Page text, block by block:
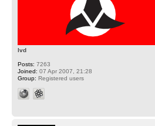
lvd
Posts: 7263
Joined: 07 Apr 2007, 21:28
Group: Registered users